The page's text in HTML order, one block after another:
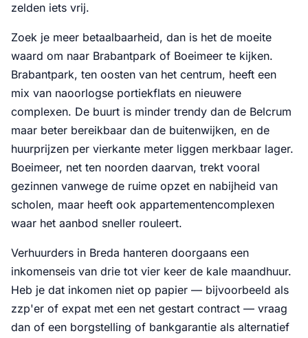
zelden iets vrij.
Zoek je meer betaalbaarheid, dan is het de moeite
waard om naar Brabantpark of Boeimeer te kijken.
Brabantpark, ten oosten van het centrum, heeft een
mix van naoorlogse portiekflats en nieuwere
complexen. De buurt is minder trendy dan de Belcrum
maar beter bereikbaar dan de buitenwijken, en de
huurprijzen per vierkante meter liggen merkbaar lager.
Boeimeer, net ten noorden daarvan, trekt vooral
gezinnen vanwege de ruime opzet en nabijheid van
scholen, maar heeft ook appartementencomplexen
waar het aanbod sneller rouleert.
Verhuurders in Breda hanteren doorgaans een
inkomenseis van drie tot vier keer de kale maandhuur.
Heb je dat inkomen niet op papier — bijvoorbeeld als
zzp'er of expat met een net gestart contract — vraag
dan of een borgstelling of bankgarantie als alternatief